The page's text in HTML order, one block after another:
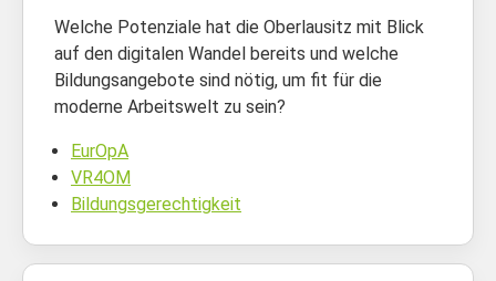
Welche Potenziale hat die Oberlausitz mit Blick
auf den digitalen Wandel bereits und welche
Bildungsangebote sind nötig, um fit für die
moderne Arbeitswelt zu sein?
EurOpA
VR4OM
Bildungsgerechtigkeit